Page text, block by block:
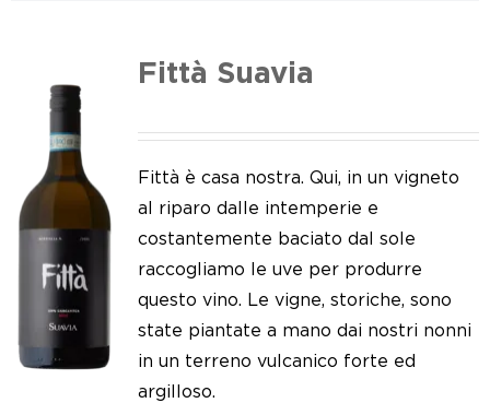
Fittà Suavia
Fittà è casa nostra. Qui, in un vigneto
al riparo dalle intemperie e
costantemente baciato dal sole
raccogliamo le uve per produrre
questo vino. Le vigne, storiche, sono
state piantate a mano dai nostri nonni
in un terreno vulcanico forte ed
argilloso.